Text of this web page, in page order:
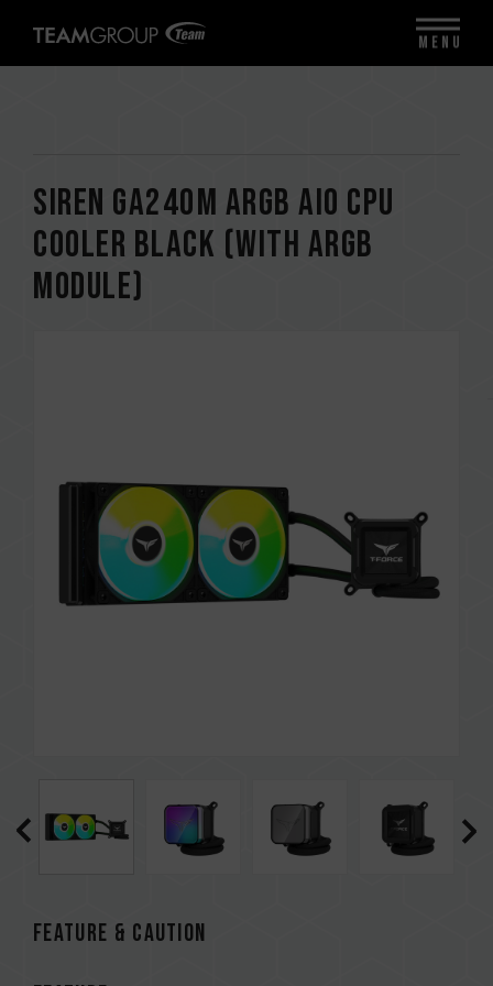
SIREN GA240M ARGB AIO CPU
Cooler Black (With ARGB
Module)
FEATURE & CAUTION
MENU